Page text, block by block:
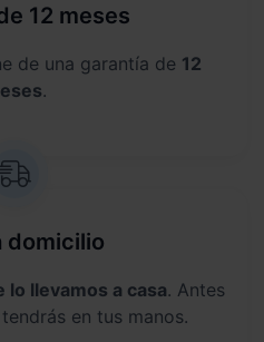
12 meses
de una garantía de 12
.
domicilio
lo llevamos a casa. Antes
en tus manos.